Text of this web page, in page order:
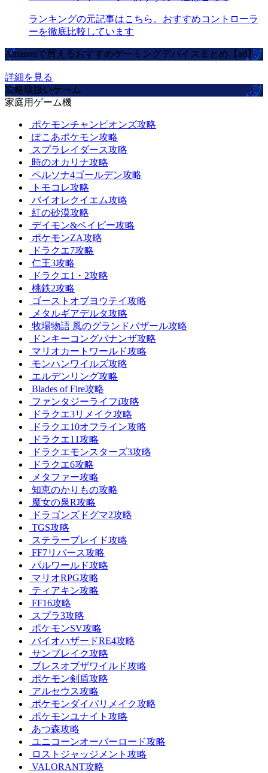
ランキングの元記事はこちら。おすすめコントローラ
ーを徹底比較しています
Amazonで買えるおすすめゲーミングデバイスまとめ【ad】
詳細を見る
攻略取扱いゲーム
家庭用ゲーム機
ポケモンチャンピオンズ攻略
ぽこあポケモン攻略
スプラレイダース攻略
時のオカリナ攻略
ペルソナ4ゴールデン攻略
トモコレ攻略
バイオレクイエム攻略
紅の砂漠攻略
デイモン&ベイビー攻略
ポケモンZA攻略
ドラクエ7攻略
仁王3攻略
ドラクエ1・2攻略
桃鉄2攻略
ゴーストオブヨウテイ攻略
メタルギアデルタ攻略
牧場物語 風のグランドバザール攻略
ドンキーコングバナンザ攻略
マリオカートワールド攻略
モンハンワイルズ攻略
エルデンリング攻略
Blades of Fire攻略
ファンタジーライフi攻略
ドラクエ3リメイク攻略
ドラクエ10オフライン攻略
ドラクエ11攻略
ドラクエモンスターズ3攻略
ドラクエ6攻略
メタファー攻略
知恵のかりもの攻略
魔女の泉R攻略
ドラゴンズドグマ2攻略
TGS攻略
ステラーブレイド攻略
FF7リバース攻略
パルワールド攻略
マリオRPG攻略
ティアキン攻略
FF16攻略
スプラ3攻略
ポケモンSV攻略
バイオハザードRE4攻略
サンブレイク攻略
ブレスオブザワイルド攻略
ポケモン剣盾攻略
アルセウス攻略
ポケモンダイパリメイク攻略
ポケモンユナイト攻略
あつ森攻略
ユニコーンオーバーロード攻略
ロストジャッジメント攻略
VALORANT攻略